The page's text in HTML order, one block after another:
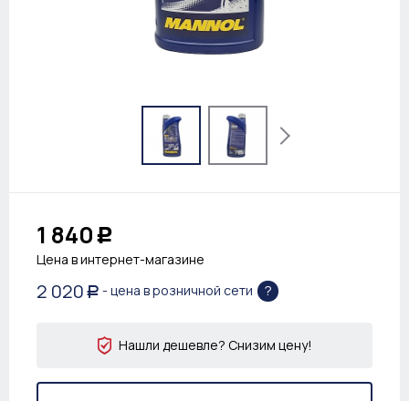
1 840 Р
Цена в интернет-магазине
2 020 Р - цена в розничной сети ?
Нашли дешевле? Снизим цену!